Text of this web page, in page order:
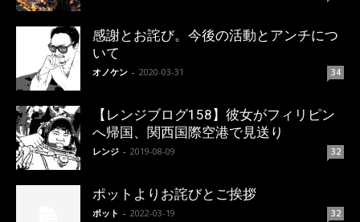
感謝とお詫び。今後の活動とアンチにつ
いて
オノケン - 2020-03-31 34
【レンジブログ158】彼女がフィリピン
へ帰国、関西国際空港で見送り
レンジ - 2019-08-09 32
ポットよりお詫びとご挨拶
ポット - 2022-03-19 32